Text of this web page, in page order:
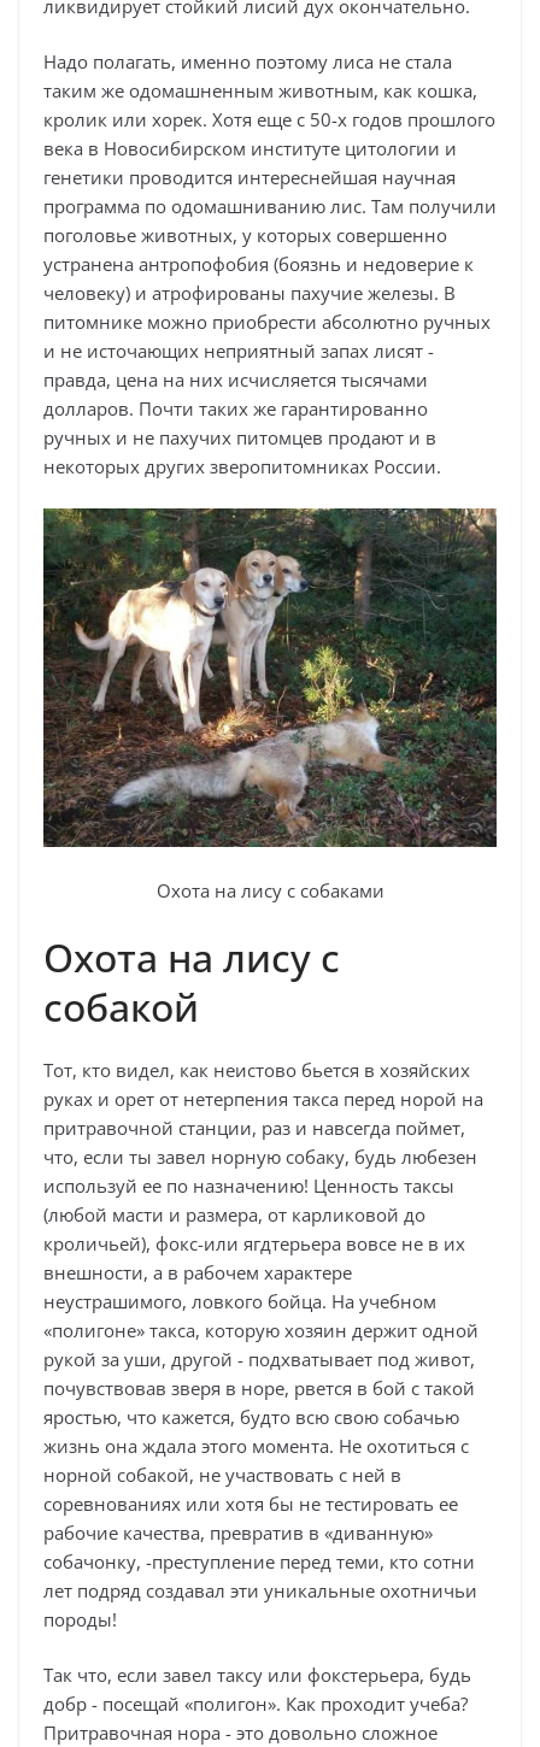
ликвидирует стойкий лисий дух окончательно.
Надо полагать, именно поэтому лиса не стала
таким же одомашненным животным, как кошка,
кролик или хорек. Хотя еще с 50-х годов прошлого
века в Новосибирском институте цитологии и
генетики проводится интереснейшая научная
программа по одомашниванию лис. Там получили
поголовье животных, у которых совершенно
устранена антропофобия (боязнь и недоверие к
человеку) и атрофированы пахучие железы. В
питомнике можно приобрести абсолютно ручных
и не источающих неприятный запах лисят -
правда, цена на них исчисляется тысячами
долларов. Почти таких же гарантированно
ручных и не пахучих питомцев продают и в
некоторых других зверопитомниках России.
Охота на лису с собаками
Охота на лису с
собакой
Тот, кто видел, как неистово бьется в хозяйских
руках и орет от нетерпения такса перед норой на
притравочной станции, раз и навсегда поймет,
что, если ты завел норную собаку, будь любезен
используй ее по назначению! Ценность таксы
(любой масти и размера, от карликовой до
кроличьей), фокс-или ягдтерьера вовсе не в их
внешности, а в рабочем характере
неустрашимого, ловкого бойца. На учебном
«полигоне» такса, которую хозяин держит одной
рукой за уши, другой - подхватывает под живот,
почувствовав зверя в норе, рвется в бой с такой
яростью, что кажется, будто всю свою собачью
жизнь она ждала этого момента. Не охотиться с
норной собакой, не участвовать с ней в
соревнованиях или хотя бы не тестировать ее
рабочие качества, превратив в «диванную»
собачонку, -преступление перед теми, кто сотни
лет подряд создавал эти уникальные охотничьи
породы!
Так что, если завел таксу или фокстерьера, будь
добр - посещай «полигон». Как проходит учеба?
Притравочная нора - это довольно сложное